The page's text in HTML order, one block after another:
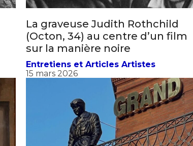
La graveuse Judith Rothchild
(Octon, 34) au centre d’un film
sur la manière noire
Entretiens et Articles Artistes